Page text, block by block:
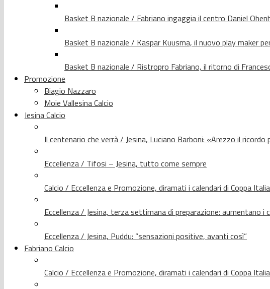
Basket B nazionale / Fabriano ingaggia il centro Daniel
Basket B nazionale / Kaspar Kuusma, il nuovo play maker
Basket B nazionale / Ristropro Fabriano, il ritorno di
Promozione
Biagio Nazzaro
Moie Vallesina Calcio
Jesina Calcio
Il centenario che verrà / Jesina, Luciano Barboni: «Arezzo il ricordo
Eccellenza / Tifosi – Jesina, tutto come sempre
Calcio / Eccellenza e Promozione, diramati i calendari di Coppa Italia
Eccellenza / Jesina, terza settimana di preparazione: aumentano i
Eccellenza / Jesina, Puddu: “sensazioni positive, avanti così”
Fabriano Calcio
Calcio / Eccellenza e Promozione, diramati i calendari di Coppa Italia